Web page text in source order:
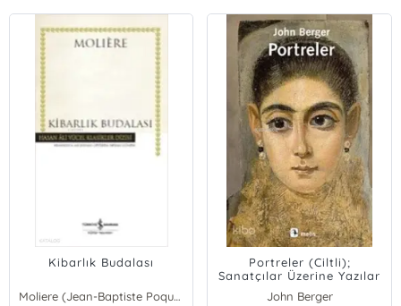
Kibarlık Budalası
Moliere (Jean-Baptiste Poquelin)
Portreler (Ciltli);
Sanatçılar Üzerine Yazılar
John Berger